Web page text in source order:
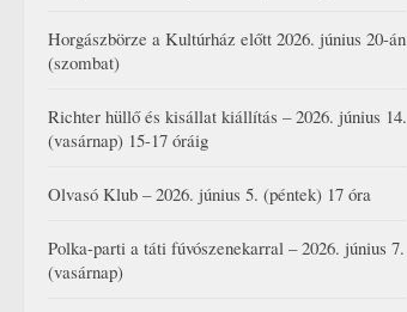
Horgászbörze a Kultúrház előtt 2026. június 20-án
(szombat)
Richter hüllő és kisállat kiállítás – 2026. június 14.
(vasárnap) 15-17 óráig
Olvasó Klub – 2026. június 5. (péntek) 17 óra
Polka-parti a táti fúvószenekarral – 2026. június 7.
(vasárnap)